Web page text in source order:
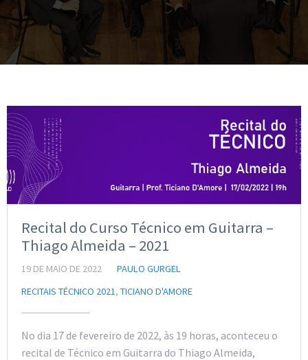
Recital do Curso Técnico em Guitarra –
Thiago Almeida – 2021
19 DE MAIO DE 2022
PAULO GURGEL
RECITAIS TÉCNICO 2021, TICIANO D'AMORE
No dia 17 de fevereiro de 2022, às 19 horas, aconteceu o
recital de Técnico em Guitarra do Thiago Almeida,